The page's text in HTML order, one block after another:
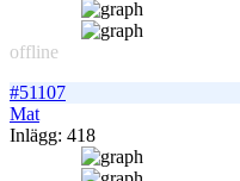
offline
#51107
Mat
Inlägg: 418